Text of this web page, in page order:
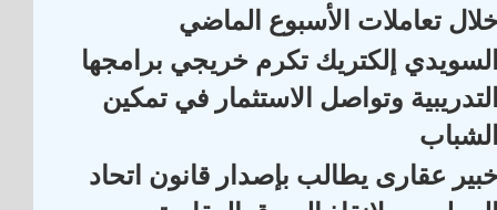
تعاملات الأسبوع الماضي
إلكتريك تكرم خريجي برامجها
وتواصل الاستثمار في تمكين
عقارى يطالب بإصدار قانون اتحاد